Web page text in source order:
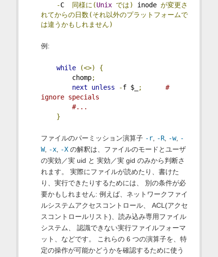
-C 同様に(Unix では) inode が変更さ
れてからの日数(それ以外のプラットフォームで
は違うかもしれません)
例:
while (<>)
{
chomp;
next
unless -f $_ ;
#
ignore specials
#...
}
ファイルのパーミッション演算子 -r, -R, -w, -
W, -x, -Xの解釈は、ファイルのモードとユーザ
の実効／実 uid と 実効／実 gid のみから判断さ
れます。 実際にファイルが読めたり、書けた
り、実行できたりするためには、 別の条件が必
要かもしれません: 例えば、ネットワークファイ
ルシステムアクセスコントロール、 ACL(アクセ
スコントロールリスト)、読み込み専用ファイル
システム、 認識できない実行ファイルフォーマ
ット、などです。 これらの 6 つの演算子を、特
定の操作が可能かどうかを確認するために使う